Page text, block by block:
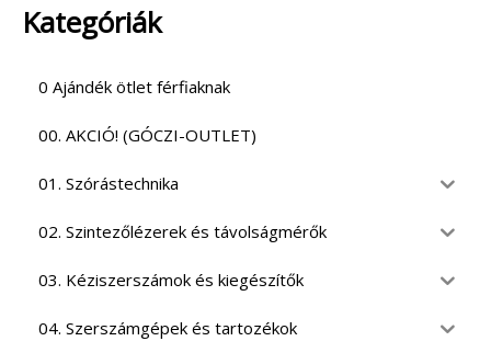
Kategóriák
0 Ajándék ötlet férfiaknak
00. AKCIÓ! (GÓCZI-OUTLET)
01. Szórástechnika
02. Szintezőlézerek és távolságmérők
03. Kéziszerszámok és kiegészítők
04. Szerszámgépek és tartozékok